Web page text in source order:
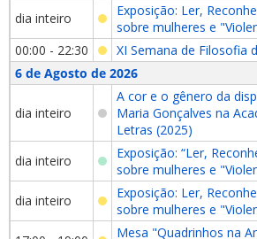
dia inteiro
Exposição: Ler,
sobre mulheres e
00:00 - 22:30
XI Semana de Filosofia
6 de Agosto de 2026
dia inteiro
A cor e o gênero da
Maria Gonçalves na
Letras (2025)
dia inteiro
Exposição: “Ler,
sobre mulheres e
dia inteiro
Exposição: Ler,
sobre mulheres e
Mesa "Quadrinhos na